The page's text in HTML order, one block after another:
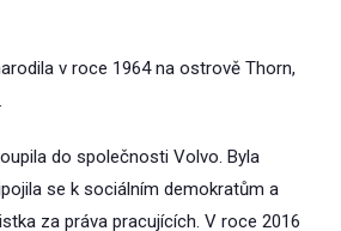
v roce 1964 na ostrově Thorn,
do společnosti Volvo. Byla
se k sociálním demokratům a
za práva pracujících. V roce 2016